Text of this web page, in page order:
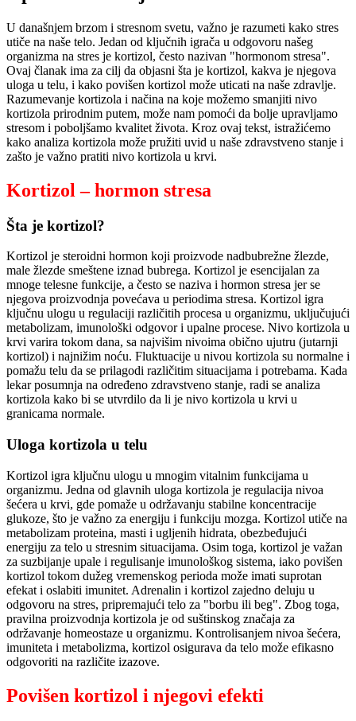
U današnjem brzom i stresnom svetu, važno je razumeti kako stres
utiče na naše telo. Jedan od ključnih igrača u odgovoru našeg
organizma na stres je kortizol, često nazivan "hormonom stresa".
Ovaj članak ima za cilj da objasni šta je kortizol, kakva je njegova
uloga u telu, i kako povišen kortizol može uticati na naše zdravlje.
Razumevanje kortizola i načina na koje možemo smanjiti nivo
kortizola prirodnim putem, može nam pomoći da bolje upravljamo
stresom i poboljšamo kvalitet života. Kroz ovaj tekst, istražićemo
kako analiza kortizola može pružiti uvid u naše zdravstveno stanje i
zašto je važno pratiti nivo kortizola u krvi.
Kortizol – hormon stresa
Šta je kortizol?
Kortizol je steroidni hormon koji proizvode nadbubrežne žlezde,
male žlezde smeštene iznad bubrega. Kortizol je esencijalan za
mnoge telesne funkcije, a često se naziva i hormon stresa jer se
njegova proizvodnja povećava u periodima stresa. Kortizol igra
ključnu ulogu u regulaciji različitih procesa u organizmu, uključujući
metabolizam, imunološki odgovor i upalne procese. Nivo kortizola u
krvi varira tokom dana, sa najvišim nivoima obično ujutru (jutarnji
kortizol) i najnižim noću. Fluktuacije u nivou kortizola su normalne i
pomažu telu da se prilagodi različitim situacijama i potrebama. Kada
lekar posumnja na određeno zdravstveno stanje, radi se analiza
kortizola kako bi se utvrdilo da li je nivo kortizola u krvi u
granicama normale.
Uloga kortizola u telu
Kortizol igra ključnu ulogu u mnogim vitalnim funkcijama u
organizmu. Jedna od glavnih uloga kortizola je regulacija nivoa
šećera u krvi, gde pomaže u održavanju stabilne koncentracije
glukoze, što je važno za energiju i funkciju mozga. Kortizol utiče na
metabolizam proteina, masti i ugljenih hidrata, obezbeđujući
energiju za telo u stresnim situacijama. Osim toga, kortizol je važan
za suzbijanje upale i regulisanje imunološkog sistema, iako povišen
kortizol tokom dužeg vremenskog perioda može imati suprotan
efekat i oslabiti imunitet. Adrenalin i kortizol zajedno deluju u
odgovoru na stres, pripremajući telo za "borbu ili beg". Zbog toga,
pravilna proizvodnja kortizola je od suštinskog značaja za
održavanje homeostaze u organizmu. Kontrolisanjem nivoa šećera,
imuniteta i metabolizma, kortizol osigurava da telo može efikasno
odgovoriti na različite izazove.
Povišen kortizol i njegovi efekti